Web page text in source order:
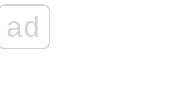
ad